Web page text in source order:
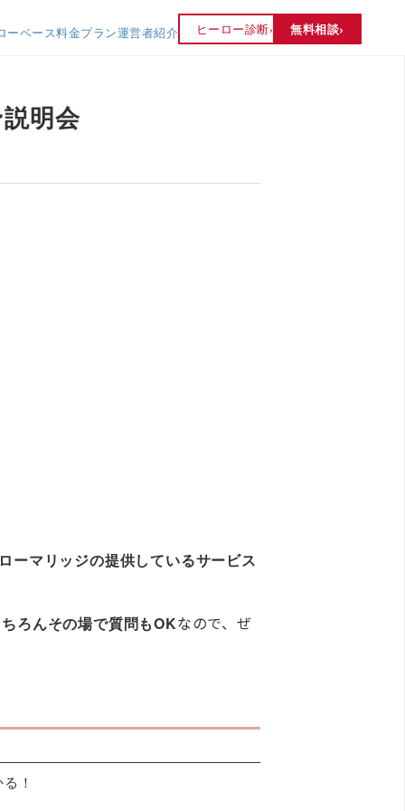
ーベース料金プラン運営者紹介 ヒーロー診断› 無料相談›
明会
ーマリッジの提供しているサービス
ろんその場で質問もOKなので、ぜ
！